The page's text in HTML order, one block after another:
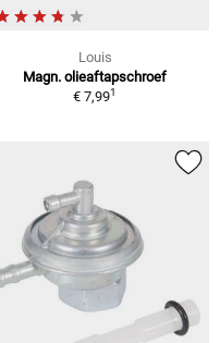
Louis
Magn. olieaftapschroef
€ 7,991